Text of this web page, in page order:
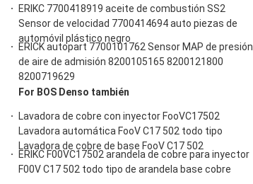
ERIKC 7700418919 aceite de combustión SS2
Sensor de velocidad 7700414694 auto piezas de
automóvil plástico negro
ERICK autopart 7700101762 Sensor MAP de presión
de aire de admisión 8200105165 8200121800
8200719629
For BOS Denso también
Lavadora de cobre con inyector FooVC17502
Lavadora automática FooV C17 502 todo tipo
Lavadora de cobre de base FooV C17 502
ERIKC F00VC17502 arandela de cobre para inyector
F00V C17 502 todo tipo de arandela base cobre